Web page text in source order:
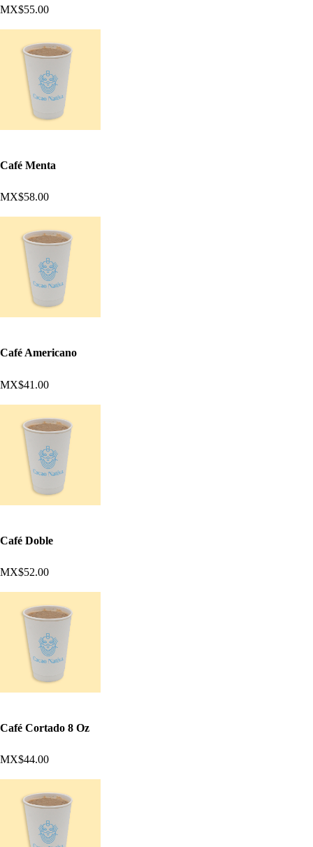
MX$55.00
Café Menta
MX$58.00
Café Americano
MX$41.00
Café Doble
MX$52.00
Café Cortado 8 Oz
MX$44.00